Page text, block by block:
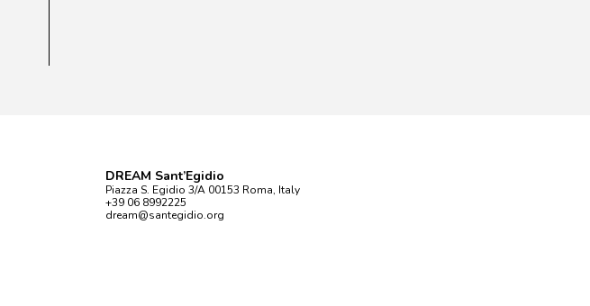
DREAM Sant’Egidio
Piazza S. Egidio 3/A 00153 Roma, Italy
+39 06 8992225
dream@santegidio.org